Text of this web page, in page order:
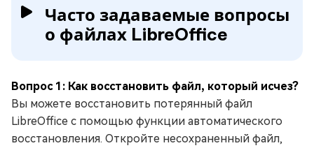
Часто задаваемые вопросы
о файлах LibreOffice
Вопрос 1: Как восстановить файл, который исчез?
Вы можете восстановить потерянный файл
LibreOffice с помощью функции автоматического
восстановления. Откройте несохраненный файл,